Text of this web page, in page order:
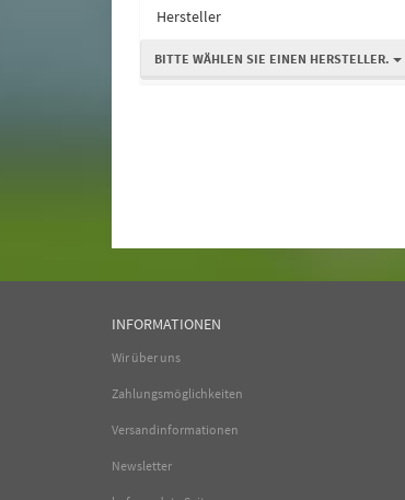
Hersteller
BITTE WÄHLEN SIE EINEN HERSTELLER.
INFORMATIONEN
Wir über uns
Zahlungsmöglichkeiten
Versandinformationen
Newsletter